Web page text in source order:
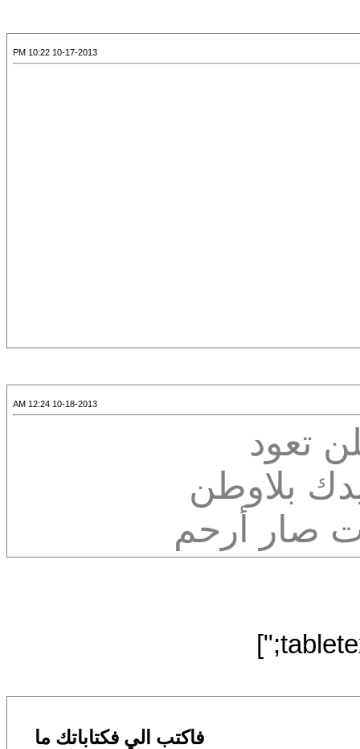
10-17-2013 10:22 PM
10-18-2013 12:24 AM
تعود
بلاوطن
صار أرحم
فاكتب الي فكتاباتك ما